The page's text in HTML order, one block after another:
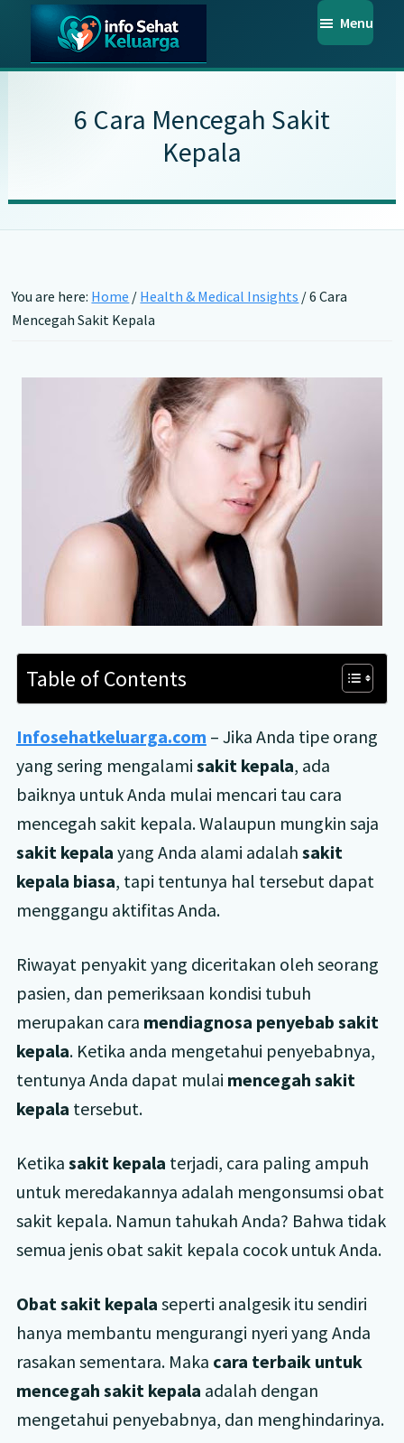
main
primary
footerInfo
Keluarga
Temukan
Informasi
Kesehatan
Menu
6 Cara Mencegah Sakit
Kepala
You are here: Home / Health & Medical Insights /6 Cara
Mencegah Sakit Kepala
Table of Contents
Infosehatkeluarga.com – Jika Anda tipe orang
yang sering mengalami sakit kepala, ada
baiknya untuk Anda mulai mencari tau cara
mencegah sakit kepala. Walaupun mungkin saja
sakit kepala yang Anda alami adalah sakit
kepala biasa, tapi tentunya hal tersebut dapat
menggangu aktifitas Anda.
Riwayat penyakit yang diceritakan oleh seorang
pasien, dan pemeriksaan kondisi tubuh
merupakan cara mendiagnosa penyebab sakit
kepala. Ketika anda mengetahui penyebabnya,
tentunya Anda dapat mulai mencegah sakit
kepala tersebut.
Ketika sakit kepala terjadi, cara paling ampuh
untuk meredakannya adalah mengonsumsi obat
sakit kepala. Namun tahukah Anda? Bahwa tidak
semua jenis obat sakit kepala cocok untuk Anda.
Obat sakit kepala seperti analgesik itu sendiri
hanya membantu mengurangi nyeri yang Anda
rasakan sementara. Maka cara terbaik untuk
mencegah sakit kepala adalah dengan
mengetahui penyebabnya, dan menghindarinya.